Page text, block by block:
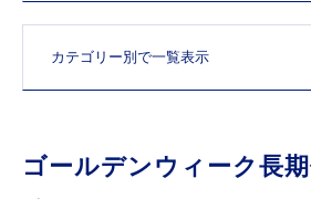
ゴールデンウィーク長